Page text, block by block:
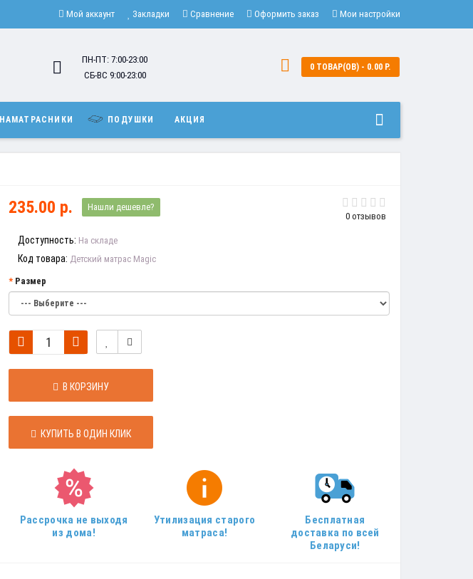
Мой аккаунт Закладки Сравнение Оформить заказ Мои настройки
ПН-ПТ: 7:00-23:00
СБ-ВС 9:00-23:00
0 ТОВАР(ОВ) - 0.00 Р.
НАМАТРАСНИКИ ПОДУШКИ АКЦИЯ
0 отзывов
235.00 р. Нашли дешевле?
Доступность: На складе
Код товара: Детский матрас Magic
Размер
В КОРЗИНУ
КУПИТЬ В ОДИН КЛИК
Рассрочка не выходя
из дома!
Утилизация старого
матраса!
Бесплатная
доставка по всей
Беларуси!